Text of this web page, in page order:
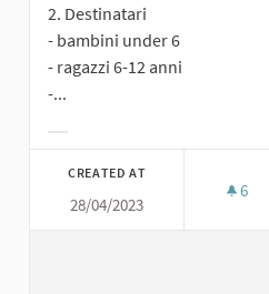
2. Destinatari
- bambini under 6
- ragazzi 6-12 anni
-...
CREATED AT
28/04/2023
6